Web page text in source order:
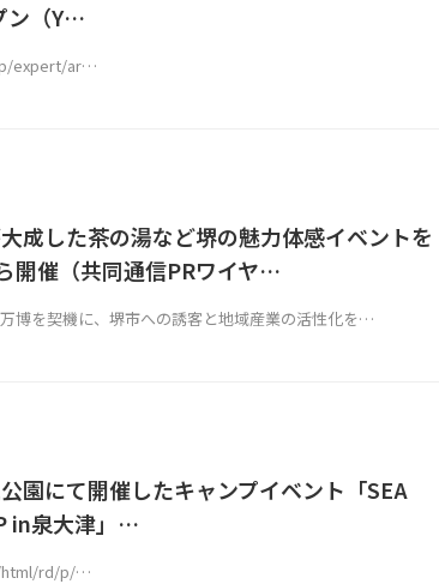
ン（Y…
expert/ar…
大成した茶の湯など堺の魅力体感イベントを
開催（共同通信PRワイヤ…
博を契機に、堺市への誘客と地域産業の活性化を…
公園にて開催したキャンプイベント「SEA
in泉大津」…
html/rd/p/…